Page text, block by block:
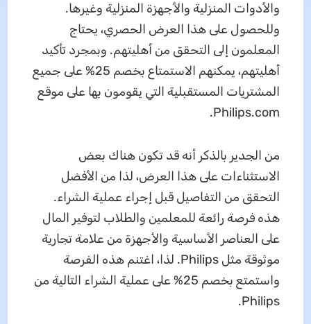
والأدوات المنزلية والأجهزة المنزلية وغيرها.
وللحصول على هذا العرض الحصري، يحتاج
المعلمون إلى التحقق من أهليتهم. وبمجرد تأكيد
أهليتهم، يمكنهم الاستمتاع بخصم 25% على جميع
المشتريات المستقبلية التي يقومون بها على موقع
Philips.com.
من الجدير بالذكر أنه قد تكون هناك بعض
الاستثناءات على هذا العرض، لذا من الأفضل
التحقق من التفاصيل قبل إجراء عملية الشراء.
هذه فرصة رائعة للمعلمين والطلاب لتوفير المال
على العناصر الأساسية والأجهزة من علامة تجارية
موثوقة مثل Philips. لذا، اغتنم هذه الفرصة
واستمتع بخصم 25% على عملية الشراء التالية من
Philips.